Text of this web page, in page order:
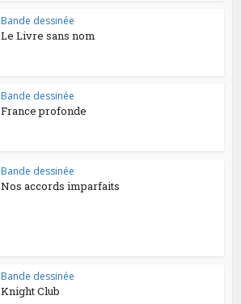
Bande dessinée
Le Livre sans nom
Bande dessinée
France profonde
Bande dessinée
Nos accords imparfaits
Bande dessinée
Knight Club